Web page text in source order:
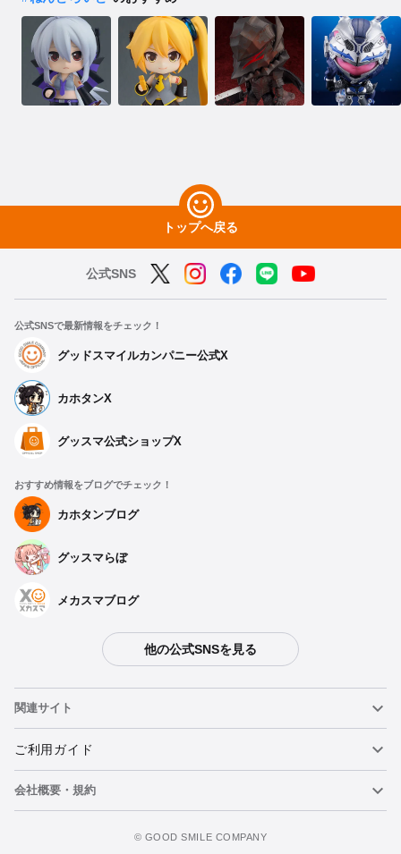
トップへ戻る
公式SNS
公式SNSで最新情報をチェック！
グッドスマイルカンパニー公式X
カホタンX
グッスマ公式ショップX
おすすめ情報をブログでチェック！
カホタンブログ
グッスマらぼ
メカスマブログ
他の公式SNSを見る
関連サイト
ねんどろいど
ねんどろいどフェイスメーカー
ご利用ガイド
重要なお知らせ
会社概要・規約
©️ GOOD SMILE COMPANY